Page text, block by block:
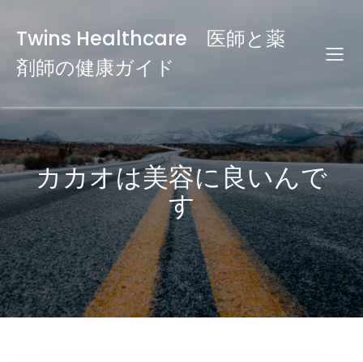
Twins Healthcare 医師と薬
剤師の健康ガイド
カカオは美容に良いんで
す